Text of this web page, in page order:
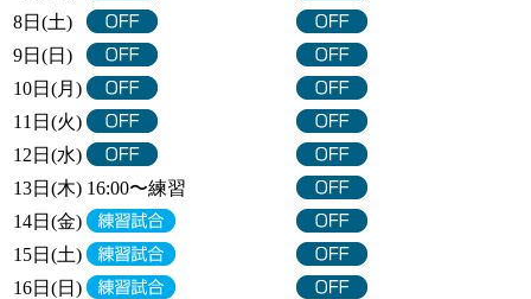
8日(土)
9日(日)
10日(月)
11日(火)
12日(水)
13日(木) 16:00〜練習
14日(金)
15日(土)
16日(日)